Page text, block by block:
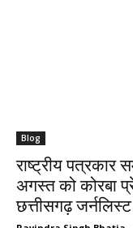
Blog
राष्ट्रीय पत्रकार
अगस्त को कोरबा
छत्तीसगढ़